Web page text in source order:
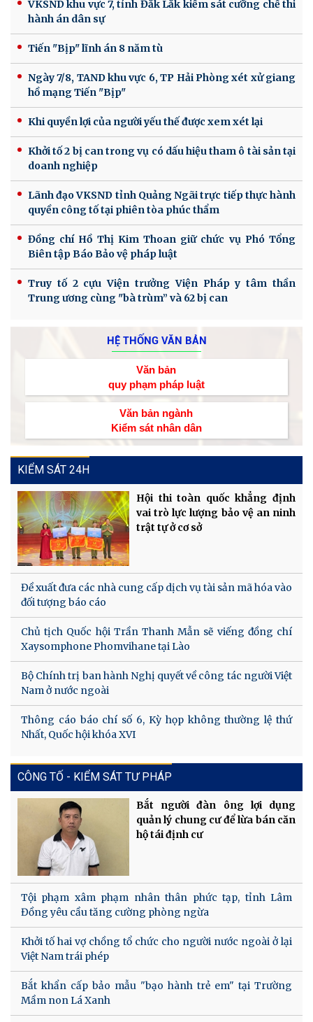
VKSND khu vực 7, tỉnh Đắk Lắk kiểm sát cưỡng chế thi
hành án dân sự
Tiến "Bịp" lĩnh án 8 năm tù
Ngày 7/8, TAND khu vực 6, TP Hải Phòng xét xử giang
hồ mạng Tiến "Bịp"
Khi quyền lợi của người yếu thế được xem xét lại
Khởi tố 2 bị can trong vụ có dấu hiệu tham ô tài sản tại
doanh nghiệp
Lãnh đạo VKSND tỉnh Quảng Ngãi trực tiếp thực hành
quyền công tố tại phiên tòa phúc thẩm
Đồng chí Hồ Thị Kim Thoan giữ chức vụ Phó Tổng
Biên tập Báo Bảo vệ pháp luật
Truy tố 2 cựu Viện trưởng Viện Pháp y tâm thần
Trung ương cùng "bà trùm” và 62 bị can
HỆ THỐNG VĂN BẢN
Văn bản
quy phạm pháp luật
Văn bản ngành
Kiểm sát nhân dân
KIỂM SÁT 24H
Hội thi toàn quốc khẳng định
vai trò lực lượng bảo vệ an ninh
trật tự ở cơ sở
Đề xuất đưa các nhà cung cấp dịch vụ tài sản mã hóa vào
đối tượng báo cáo
Chủ tịch Quốc hội Trần Thanh Mẫn sẽ viếng đồng chí
Xaysomphone Phomvihane tại Lào
Bộ Chính trị ban hành Nghị quyết về công tác người Việt
Nam ở nước ngoài
Thông cáo báo chí số 6, Kỳ họp không thường lệ thứ
Nhất, Quốc hội khóa XVI
CÔNG TỐ - KIỂM SÁT TƯ PHÁP
Bắt người đàn ông lợi dụng
quản lý chung cư để lừa bán căn
hộ tái định cư
Tội phạm xâm phạm nhân thân phức tạp, tỉnh Lâm
Đồng yêu cầu tăng cường phòng ngừa
Khởi tố hai vợ chồng tổ chức cho người nước ngoài ở lại
Việt Nam trái phép
Bắt khẩn cấp bảo mẫu "bạo hành trẻ em" tại Trường
Mầm non Lá Xanh